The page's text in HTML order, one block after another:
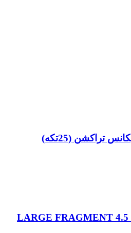
ست پلویس لگن ریکانس تراکشن (25تکه)